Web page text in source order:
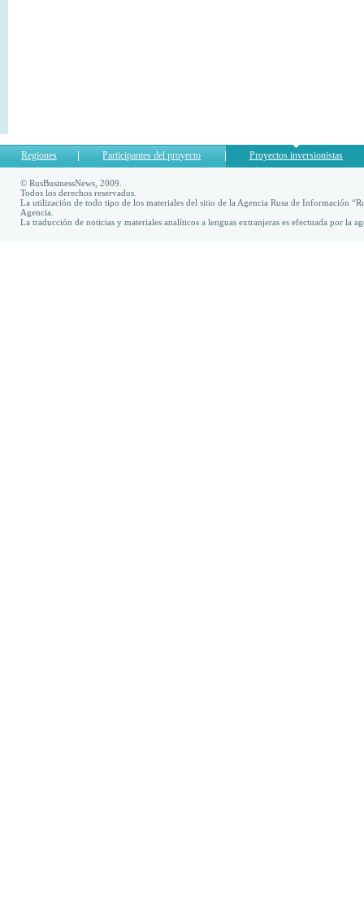
Regiones Participantes del proyecto Proyectos inversionistas
© RusBusinessNews, 2009.
Todos los derechos reservados.
La utilización de todo tipo de los materiales del sitio de la Agencia Rusa de Información
Agencia.
La traducción de noticias y materiales analíticos a lenguas extranjeras es efectuada por la